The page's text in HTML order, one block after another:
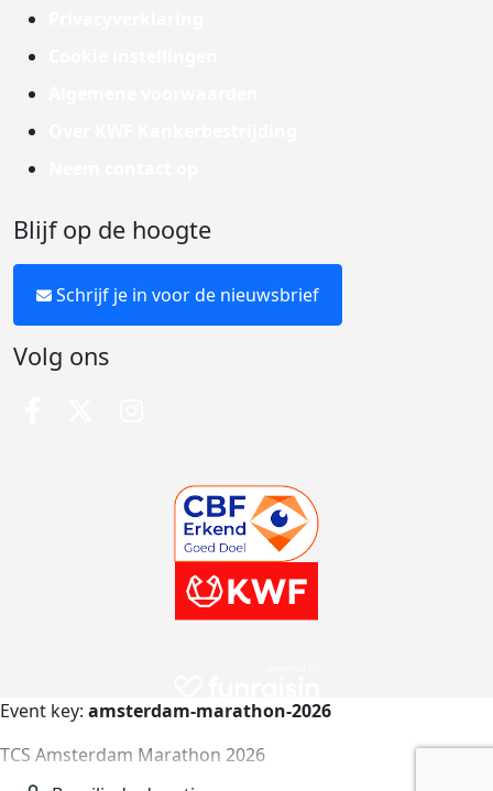
Blijf op de hoogte
Schrijf je in voor de nieuwsbrief
Volg ons
Event key: amsterdam-marathon-2026
TCS Amsterdam Marathon 2026